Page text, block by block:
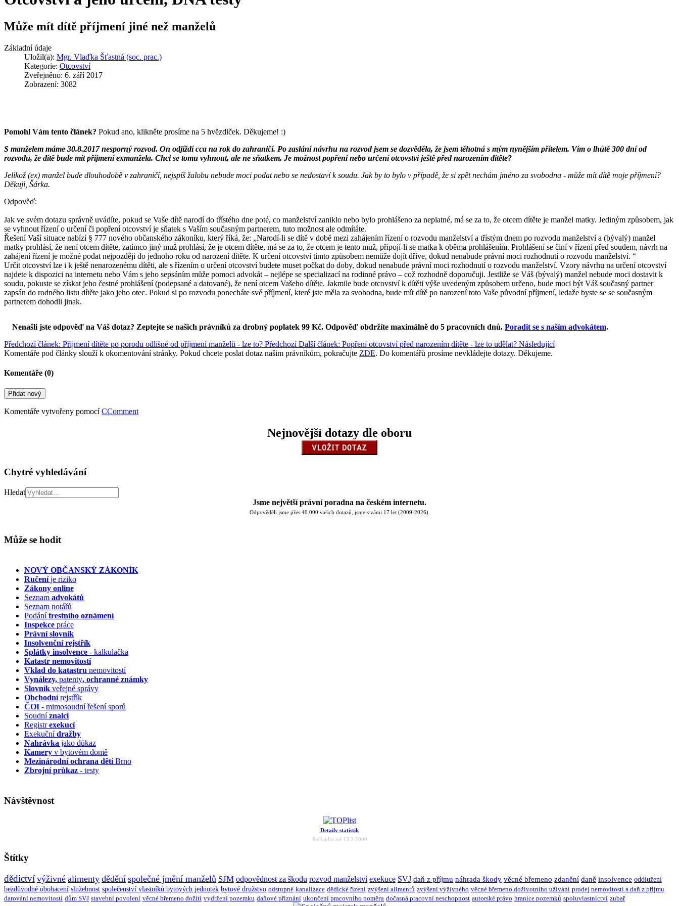
Může mít dítě příjmení jiné než manželů
Základní údaje
Uložil(a): Mgr. Vlaďka Šťastná (soc. prac.)
Kategorie: Otcovství
Zveřejněno: 6. září 2017
Zobrazení: 3082
Pomohl Vám tento článek? Pokud ano, klikněte prosíme na 5 hvězdiček. Děkujeme! :)
S manželem máme 30.8.2017 nesporný rozvod. On odjíždí cca na rok do zahraničí. Po zaslání návrhu na rozvod jsem se dozvěděla, že jsem těhotná s mým nynějším přítelem. Vím o lhůtě 300 dní od
rozvodu, že dítě bude mít příjmení exmanžela. Chci se tomu vyhnout, ale ne sňatkem. Je možnost popření nebo určení otcovství ještě před narozením dítěte?
Jelikož (ex) manžel bude dlouhodobě v zahraničí, nejspíš žalobu nebude moci podat nebo se nedostaví k soudu. Jak by to bylo v případě, že si zpět nechám jméno za svobodna - může mít dítě moje příjmení?
Děkuji, Šárka.
Odpověď:
Jak ve svém dotazu správně uvádíte, pokud se Vaše dítě narodí do třístého dne poté, co manželství zaniklo nebo bylo prohlášeno za neplatné, má se za to, že otcem dítěte je manžel matky. Jediným způsobem, jak
se vyhnout řízení o určení či popření otcovství je sňatek s Vaším současným partnerem, tuto možnost ale odmítáte.
Řešení Vaší situace nabízí § 777 nového občanského zákoníku, který říká, že: „Narodí-li se dítě v době mezi zahájením řízení o rozvodu manželství a třístým dnem po rozvodu manželství a (bývalý) manžel
matky prohlásí, že není otcem dítěte, zatímco jiný muž prohlásí, že je otcem dítěte, má se za to, že otcem je tento muž, připojí-li se matka k oběma prohlášením. Prohlášení se činí v řízení před soudem, návrh na
zahájení řízení je možné podat nejpozději do jednoho roku od narození dítěte. K určení otcovství tímto způsobem nemůže dojít dříve, dokud nenabude právní moci rozhodnutí o rozvodu manželství. “
Určit otcovství lze i k ještě nenarozenému dítěti, ale s řízením o určení otcovství budete muset počkat do doby, dokud nenabude právní moci rozhodnutí o rozvodu manželství. Vzory návrhu na určení otcovství
najdete k dispozici na internetu nebo Vám s jeho sepsáním může pomoci advokát – nejlépe se specializací na rodinné právo – což rozhodně doporučuji. Jestliže se Váš (bývalý) manžel nebude moci dostavit k
soudu, pokuste se získat jeho čestné prohlášení (podepsané a datované), že není otcem Vašeho dítěte. Jakmile bude otcovství k dítěti výše uvedeným způsobem určeno, bude moci být Váš současný partner
zapsán do rodného listu dítěte jako jeho otec. Pokud si po rozvodu ponecháte své příjmení, které jste měla za svobodna, bude mít dítě po narození toto Vaše původní příjmení, ledaže byste se se současným
partnerem dohodli jinak.
Nenašli jste odpověď na Váš dotaz? Zeptejte se našich právníků za drobný poplatek 99 Kč. Odpověď obdržíte maximálně do 5 pracovních dnů. Poradit se s naším advokátem.
Předchozí článek: Příjmení dítěte po porodu odlišné od příjmení manželů - lze to? Předchozí Další článek: Popření otcovství před narozením dítěte - lze to udělat? Následující
Komentáře pod články slouží k okomentování stránky. Pokud chcete poslat dotaz našim právníkům, pokračujte ZDE. Do komentářů prosíme nevkládejte dotazy. Děkujeme.
Komentáře (0)
Přidat nový
Komentáře vytvořeny pomocíCComment
Nejnovější dotazy dle oboru
Chytré vyhledávání
Hledat
Jsme největší právní poradna na českém internetu.
Odpověděli jsme přes 40.000 vašich dotazů, jsme s vámi 17 let (2009-2026).
Může se hodit
NOVÝ OBČANSKÝ ZÁKONÍK
Ručeníje riziko
Zákony online
Seznam advokátů
Seznam notářů
Podánítrestního oznámení
Inspekce práce
Právní slovník
Insolvenčnírejstřík
Splátky insolvence - kalkulačka
Katastr nemovitostí
Vklad do katastru nemovitostí
Vynálezy, patenty, ochranné známky
Slovník veřejné správy
Obchodnírejstřík
ČOI - mimosoudní řešení sporů
Soudníznalci
Registrexekucí
Exekučnídražby
Nahrávka jako důkaz
Kamery v bytovém domě
Mezinárodní ochrana dětíBrno
Zbrojní průkaz - testy
Návštěvnost
Detaily statistik
Počítadlo od 13.2.2009
Štítky
dědictví výživné alimenty dědění společné jmění manželů SJM odpovědnost za škodu rozvod manželství exekuce SVJ daň z příjmu náhrada škody věcné břemeno zdanění daně insolvence oddlužení
bezdůvodné obohacení služebnost společenství vlastníků bytových jednotek bytové družstvo odstupné kanalizace dědické řízení zvýšení alimentů zvýšení výživného věcné břemeno doživotního užívání prodej nemovitosti a daň z příjmu
darování nemovitosti dům SVJ stavební povolení věcné břemeno dožití vydržení pozemku daňové přiznání ukončení pracovního poměru dočasná pracovní neschopnost autorské právo hranice pozemků spoluvlastnictví zubař